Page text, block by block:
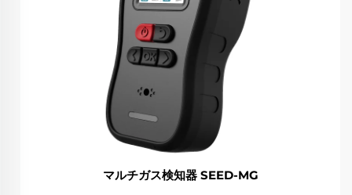
マルチガス検知器 SEED-MG